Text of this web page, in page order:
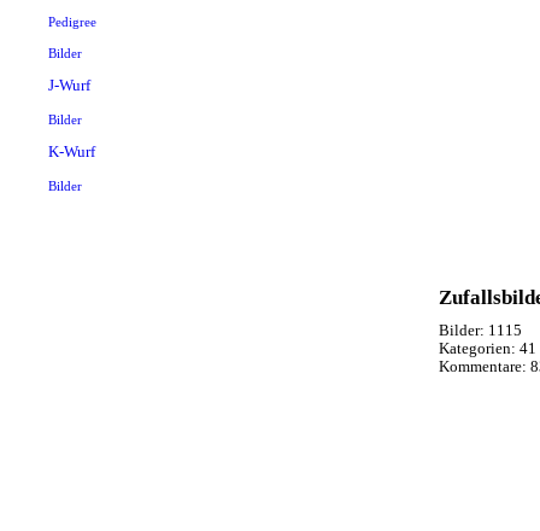
Pedigree
Bilder
J-Wurf
Bilder
K-Wurf
Bilder
Bilder: 1115
Kategorien: 41
Kommentare: